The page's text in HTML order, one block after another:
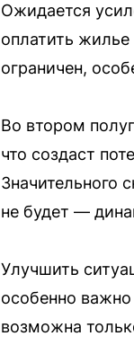
Ожидается
оплатить
ограничен,
Во втором
что создаст
Значительного
не будет —
Улучшить
особенно
возможна